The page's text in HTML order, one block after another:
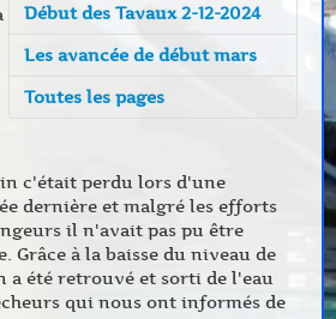
Début des Tavaux 2-12-2024
Les avancée de début mars
Toutes les pages
c'était perdu lors d'une
dernière et malgré les efforts
il n'avait pas pu être
Grâce à la baisse du niveau de
a été retrouvé et sorti de l'eau
qui nous ont informés de